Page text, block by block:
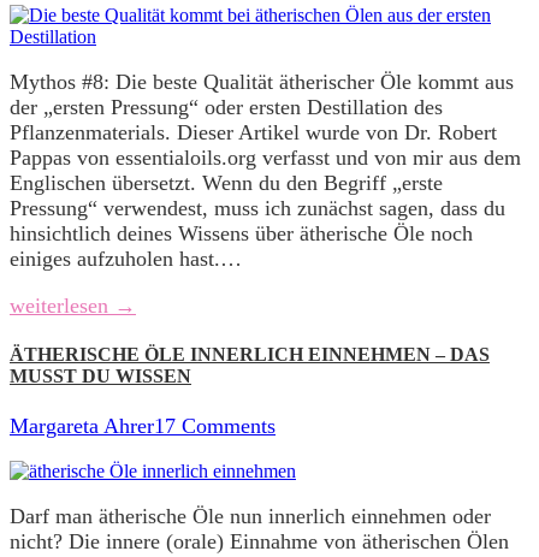
Mythos #8: Die beste Qualität ätherischer Öle kommt aus
der „ersten Pressung“ oder ersten Destillation des
Pflanzenmaterials. Dieser Artikel wurde von Dr. Robert
Pappas von essentialoils.org verfasst und von mir aus dem
Englischen übersetzt. Wenn du den Begriff „erste
Pressung“ verwendest, muss ich zunächst sagen, dass du
hinsichtlich deines Wissens über ätherische Öle noch
einiges aufzuholen hast.…
weiterlesen →
ÄTHERISCHE ÖLE INNERLICH EINNEHMEN – DAS
MUSST DU WISSEN
Margareta Ahrer17 Comments
Darf man ätherische Öle nun innerlich einnehmen oder
nicht? Die innere (orale) Einnahme von ätherischen Ölen